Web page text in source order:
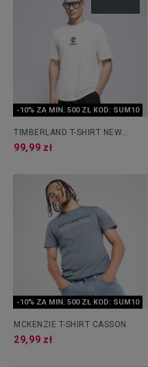
-10% ZA MIN. 500 ZŁ KOD: SUM10
TIMBERLAND T-SHIRT NEW
SMALL LOGO PRINT
99,99 zł
-10% ZA MIN. 500 ZŁ KOD: SUM10
MCKENZIE T-SHIRT CASSON
29,99 zł